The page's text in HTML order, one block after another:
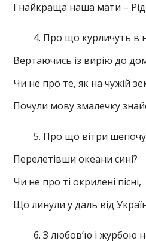
І найкраща наша мати –
Про що курличуть в
Вертаючись із вирію до
Чи не про те, як на чужій
Почули мову змалечку
Про що вітри
Перелетівши океани сині?
Чи не про ті окрилені пісні,
Що линули у даль від
З любов’ю і журбою